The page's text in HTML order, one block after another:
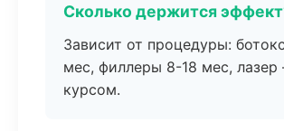
Сколько держится
Зависит от процедуры:
мес, филлеры 8-18 мес,
курсом.